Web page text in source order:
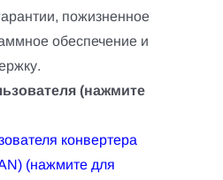
пожизненное
обеспечение и
(нажмите
конвертера
(нажмите для